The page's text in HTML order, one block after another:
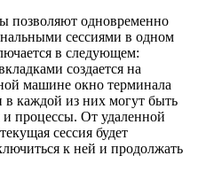
позволяют одновременно
сессиями в одном
в следующем:
создается на
машине окно терминала
в каждой из них могут быть
процессы. От удаленной
сессия будет
к ней и продолжать